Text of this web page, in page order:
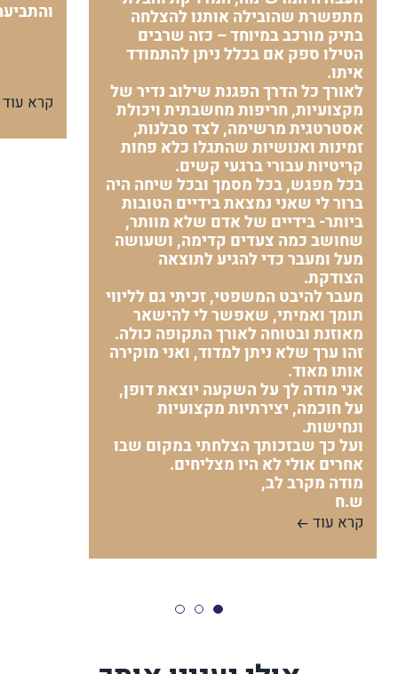
מתפשרת שהובילה אותנו להצלחה
בתיק מורכב במיוחד – כזה שרבים
הטילו ספק אם בכלל ניתן להתמודד
איתו.
לאורך כל הדרך הפגנת שילוב נדיר של
מקצועיות, חריפות מחשבתית ויכולת
אסטרטגית מרשימה, לצד סבלנות,
זמינות ואנושיות שהתגלו כלא פחות
קריטיות עבורי ברגעי קשים.
בכל מפגש, בכל מסמך ובכל שיחה היה
ברור לי שאני נמצאת בידיים הטובות
ביותר- בידיים של אדם שלא מוותר,
שחושב כמה צעדים קדימה, ושעושה
מעל ומעבר כדי להגיע לתוצאה
הצודקת.
מעבר להיבט המשפטי, זכיתי גם לליווי
תומך ואמיתי, שאפשר לי להישאר
מאוזנת ובטוחה לאורך התקופה כולה.
זהו ערך שלא ניתן למדוד, ואני מוקירה
אותו מאוד.
אני מודה לך על השקעה יוצאת דופן,
על חוכמה, יצירתיות מקצועיות
ונחישות.
ועל כך שבזכותך הצלחתי במקום שבו
אחרים אולי לא היו מצליחים.
מודה מקרב לב,
ש.ח
קרא עוד
קרא עוד